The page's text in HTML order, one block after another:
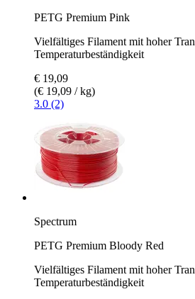
PETG Premium Pink
Vielfältiges Filament mit hoher
Temperaturbeständigkeit
€ 19,09
(€ 19,09 / kg)
3.0 (2)
Spectrum
PETG Premium Bloody Red
Vielfältiges Filament mit hoher
Temperaturbeständigkeit